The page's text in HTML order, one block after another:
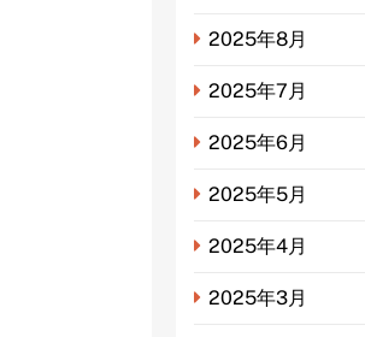
2025年8月
2025年7月
2025年6月
2025年5月
2025年4月
2025年3月